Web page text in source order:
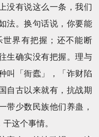
没有说这么一条，我们
法。换句话说，你要能
界有把握；还不能断
生确实没有把握。理与
叫「衙蠹」，「诈财陷
自古以来就有，抗战期
带少数民族他们养蛊，
这个事情。